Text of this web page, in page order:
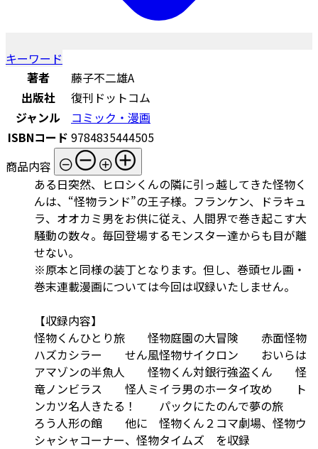
キーワード
著者
藤子不二雄A
出版社
復刊ドットコム
ジャンル
コミック・漫画
ISBNコード 9784835444505
商品内容
ある日突然、ヒロシくんの隣に引っ越してきた怪物く
んは、“怪物ランド”の王子様。フランケン、ドラキュ
ラ、オオカミ男をお供に従え、人間界で巻き起こす大
騒動の数々。毎回登場するモンスター達からも目が離
せない。
※原本と同様の装丁となります。但し、巻頭セル画・
巻末連載漫画については今回は収録いたしません。
【収録内容】
怪物くんひとり旅 怪物庭園の大冒険 赤面怪物
ハズカシラー せん風怪物サイクロン おいらは
アマゾンの半魚人 怪物くん対銀行強盗くん 怪
竜ノンビラス 怪人ミイラ男のホータイ攻め ト
ンカツ名人きたる！ パックにたのんで夢の旅
ろう人形の館 他に 怪物くん２コマ劇場、怪物ウ
シャシャコーナー、怪物タイムズ を収録